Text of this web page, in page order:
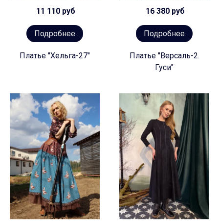
11 110 руб
Подробнее
Платье "Хельга-27"
16 380 руб
Подробнее
Платье "Версаль-2.
Гуси"